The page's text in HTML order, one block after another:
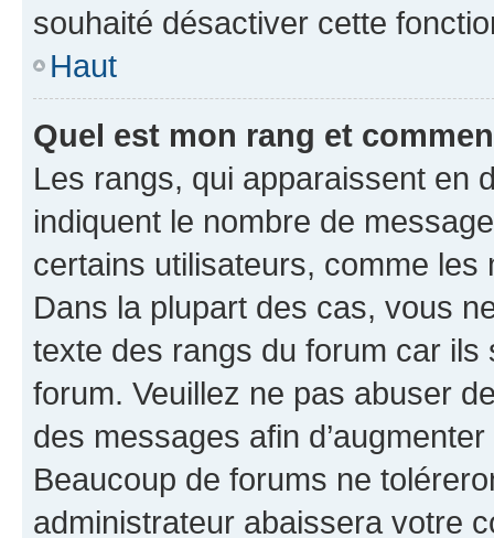
souhaité désactiver cette
Haut
Quel est mon rang et
Les rangs, qui apparaissent en
indiquent le nombre de
certains utilisateurs, comme
Dans la plupart des cas, vous
texte des rangs du forum car ils
forum. Veuillez ne pas abuser
des messages afin
Beaucoup de forums ne
administrateur abaissera votre